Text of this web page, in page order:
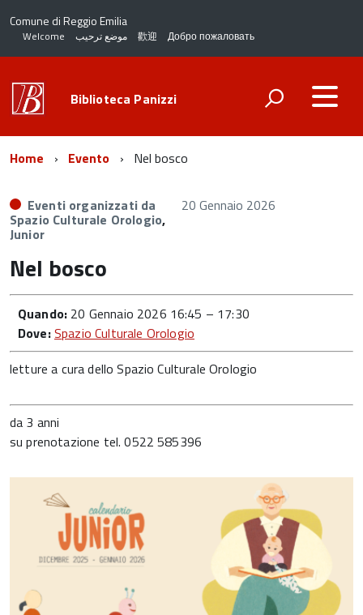
Comune di Reggio Emilia
Welcome موضع ترحيب 歡迎 Добро пожаловать
Biblioteca Panizzi
Home Evento Nel bosco
Eventi organizzati da
Spazio Culturale Orologio,
Junior
20 Gennaio 2026
Nel bosco
Quando: 20 Gennaio 2026 16:45 – 17:30
Dove:Spazio Culturale Orologio
letture a cura dello Spazio Culturale Orologio
da 3 anni
su prenotazione tel. 0522 585396